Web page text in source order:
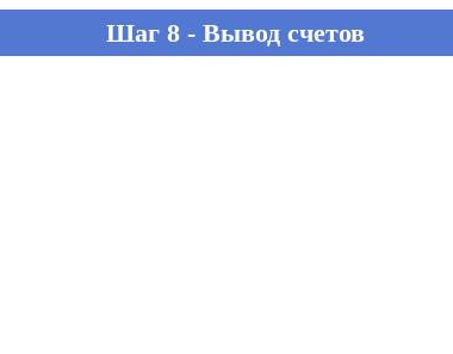
Шаг 8 - Вывод счетов